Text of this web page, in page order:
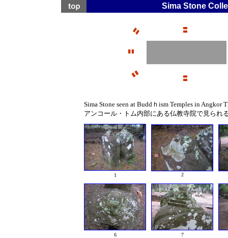
Sima Stone
Sima Stone seen at Buddｈism Temples in Angkor
アンコール・トム内部にある仏教寺院で見られ
1 2
6 7